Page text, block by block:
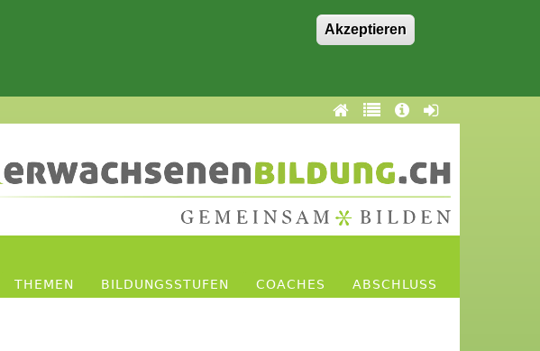
Akzeptieren
THEMEN BILDUNGSSTUFEN COACHES ABSCHLUSS